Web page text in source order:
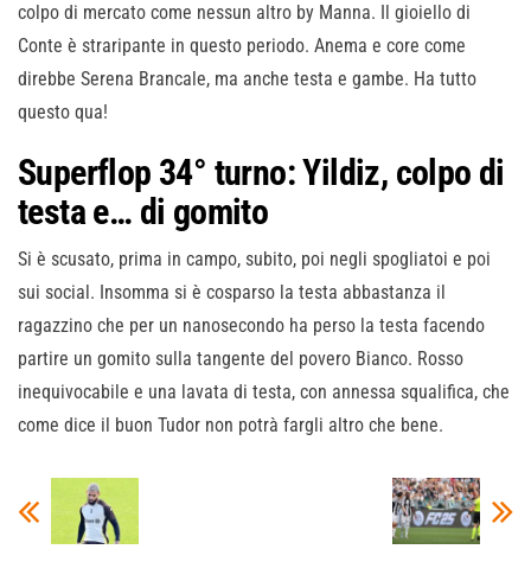
colpo di mercato come nessun altro by Manna. Il gioiello di
Conte è straripante in questo periodo. Anema e core come
direbbe Serena Brancale, ma anche testa e gambe. Ha tutto
questo qua!
Superflop 34° turno: Yildiz, colpo di
testa e… di gomito
Si è scusato, prima in campo, subito, poi negli spogliatoi e poi
sui social. Insomma si è cosparso la testa abbastanza il
ragazzino che per un nanosecondo ha perso la testa facendo
partire un gomito sulla tangente del povero Bianco. Rosso
inequivocabile e una lavata di testa, con annessa squalifica, che
come dice il buon Tudor non potrà fargli altro che bene.